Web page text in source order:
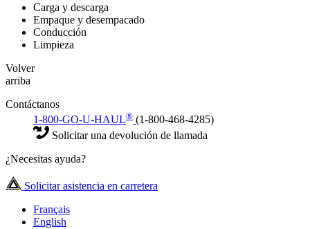
Carga y descarga
Empaque y desempacado
Conducción
Limpieza
Volver
arriba
Contáctanos
1-800-GO-U-HAUL® (1-800-468-4285)
Solicitar una devolución de llamada
¿Necesitas ayuda?
Solicitar asistencia en carretera
Français
English